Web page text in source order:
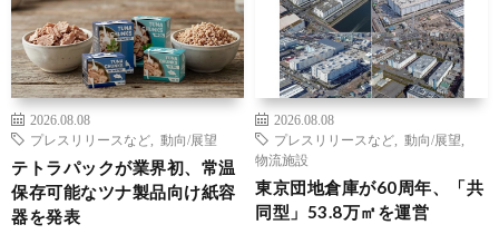
2026.08.08
プレスリリースなど
動向/展望
テトラパックが業界初、常温
保存可能なツナ製品向け紙容
器を発表
2026.08.08
プレスリリースなど
動向/展望
物流施設
東京団地倉庫が60周年、「共
同型」53.8万㎡を運営